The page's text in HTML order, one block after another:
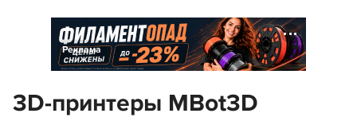
Реклама
3D-принтеры MBot3D